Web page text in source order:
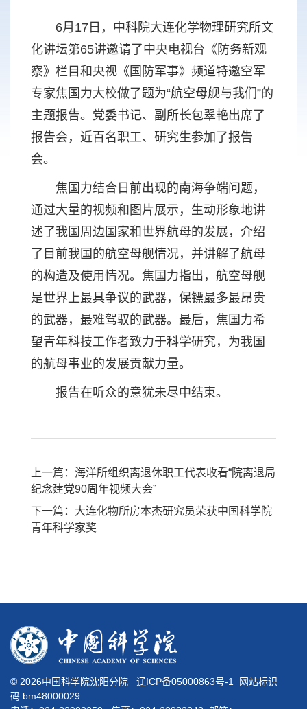
6月17日，中科院大连化学物理研究所文
化讲坛第65讲邀请了中央电视台《防务新观
察》栏目和央视《国防军事》频道特邀空军
专家焦国力大校做了题为“航空母舰与我们”的
主题报告。党委书记、副所长包翠艳出席了
报告会，近百名职工、研究生参加了报告
会。
焦国力结合日前出现的南海争端问题，
通过大量的视频和图片展示，生动形象地讲
述了我国周边国家和世界航母的发展，介绍
了目前我国的航空母舰情况，并讲解了航母
的构造及使用情况。焦国力指出，航空母舰
是世界上最具争议的武器，保镖最多最昂贵
的武器，最难驾驭的武器。最后，焦国力希
望青年科技工作者致力于科学研究，为我国
的航母事业的发展贡献力量。
报告在听众的意犹未尽中结束。
上一篇：海洋所组织离退休职工代表收看“院离退局
纪念建党90周年视频大会”
下一篇：大连化物所房本杰研究员荣获中国科学院
青年科学家奖
© 2026中国科学院沈阳分院 辽ICP备05000863号-1 网站标识
码:bm48000029